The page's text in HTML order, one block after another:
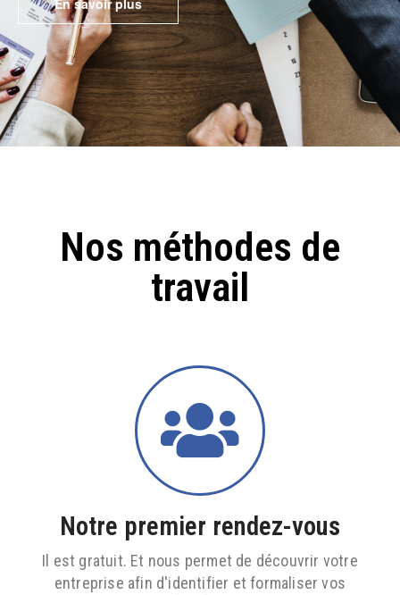
Nos méthodes de
travail
Notre premier rendez-vous
Il est gratuit. Et nous permet de découvrir votre
entreprise afin d'identifier et formaliser vos